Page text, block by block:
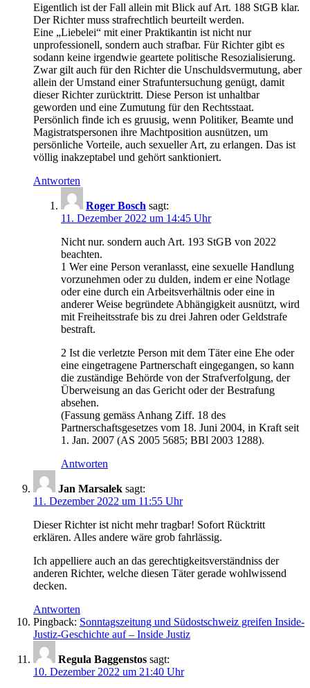
Eigentlich ist der Fall allein mit Blick auf Art. 188 StGB klar.
Der Richter muss strafrechtlich beurteilt werden.
Eine „Liebelei“ mit einer Praktikantin ist nicht nur
unprofessionell, sondern auch strafbar. Für Richter gibt es
sodann keine irgendwie geartete politische Resozialisierung.
Zwar gilt auch für den Richter die Unschuldsvermutung, aber
allein der Umstand einer Strafuntersuchung genügt, damit
dieser Richter zurücktritt. Diese Person ist unhaltbar
geworden und eine Zumutung für den Rechtsstaat.
Persönlich finde ich es gruusig, wenn Politiker, Beamte und
Magistratspersonen ihre Machtposition ausnützen, um
persönliche Vorteile, auch sexueller Art, zu erlangen. Das ist
völlig inakzeptabel und gehört sanktioniert.
Antworten
Roger Bosch sagt:
11. Dezember 2022 um 14:45 Uhr
Nicht nur. sondern auch Art. 193 StGB von 2022
beachten.
1 Wer eine Person veranlasst, eine sexuelle Handlung
vorzunehmen oder zu dulden, indem er eine Notlage
oder eine durch ein Arbeits­ver­hältnis oder eine in
anderer Weise begründete Abhängigkeit aus­nützt, wird
mit Frei­heitsstrafe bis zu drei Jahren oder Geldstrafe
bestraft.
2 Ist die verletzte Person mit dem Täter eine Ehe oder
eine eingetragene Partner­schaft eingegangen, so kann
die zuständige Behörde von der Strafverfolgung, der
Überweisung an das Gericht oder der Bestrafung
absehen.
(Fassung gemäss Anhang Ziff. 18 des
Partnerschaftsgesetzes vom 18. Juni 2004, in Kraft seit
1. Jan. 2007 (AS 2005 5685; BBl 2003 1288).
Antworten
Jan Marsalek sagt:
11. Dezember 2022 um 11:55 Uhr
Dieser Richter ist nicht mehr tragbar! Sofort Rücktritt
erklären. Alles andere wäre grob fahrlässig.
Ich appelliere auch an das gerechtigkeitsverständniss der
anderen Richter, welche diesen Täter gerade wohlwissend
decken.
Antworten
Pingback: Sonntagszeitung und Südostschweiz greifen Inside-
Justiz-Geschichte auf – Inside Justiz
Regula Baggenstos sagt:
10. Dezember 2022 um 21:40 Uhr